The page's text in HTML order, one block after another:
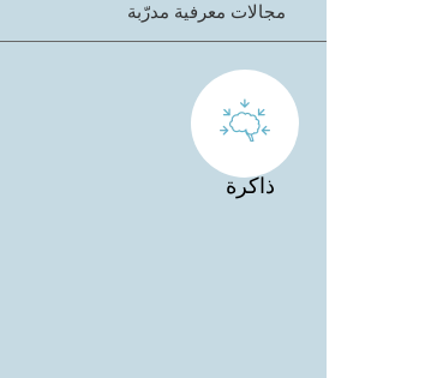
مجالات معرفية مدرّبة
ذاكرة